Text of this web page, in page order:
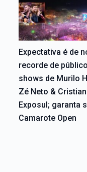
Expectativa é de
recorde de
shows de Murilo
Zé Neto &
Exposul; garanta
Camarote Open